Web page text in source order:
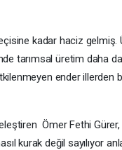
kadar haciz
tarımsal üretim daha da
ender illerden
Ömer Fethi Gürer,
kurak değil sayılıyor